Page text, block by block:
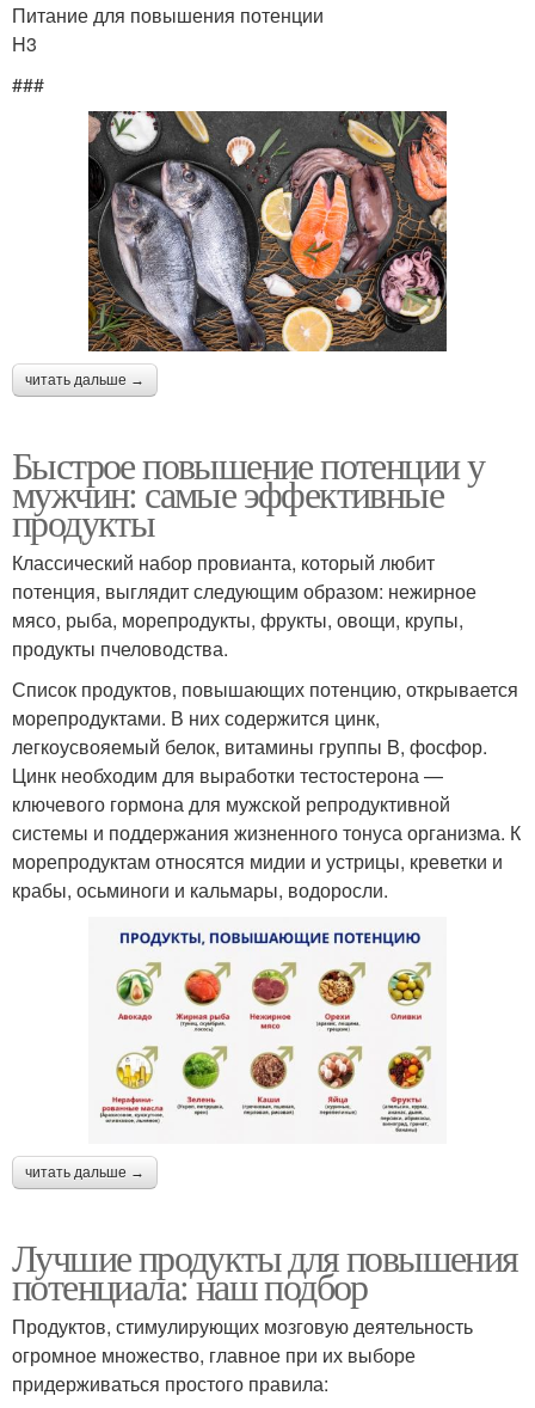
Питание для повышения потенции
H3
###
читать дальше →
Быстрое повышение потенции у
мужчин: самые эффективные
продукты
Классический набор провианта, который любит
потенция, выглядит следующим образом: нежирное
мясо, рыба, морепродукты, фрукты, овощи, крупы,
продукты пчеловодства.
Список продуктов, повышающих потенцию, открывается
морепродуктами. В них содержится цинк,
легкоусвояемый белок, витамины группы B, фосфор.
Цинк необходим для выработки тестостерона —
ключевого гормона для мужской репродуктивной
системы и поддержания жизненного тонуса организма. К
морепродуктам относятся мидии и устрицы, креветки и
крабы, осьминоги и кальмары, водоросли.
читать дальше →
Лучшие продукты для повышения
потенциала: наш подбор
Продуктов, стимулирующих мозговую деятельность
огромное множество, главное при их выборе
придерживаться простого правила: